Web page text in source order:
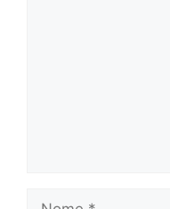
Nome